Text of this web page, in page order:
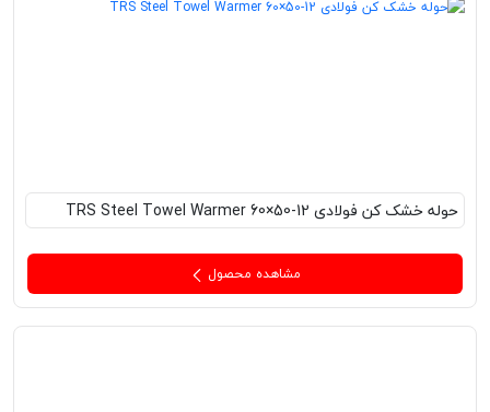
حوله خشک کن فولادی TRS Steel Towel Warmer 60×50-12
مشاهده محصول